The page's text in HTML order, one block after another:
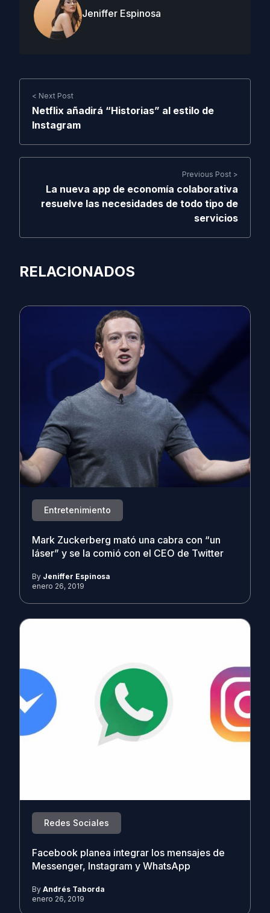
Jeniffer Espinosa
< Next Post
Netflix añadirá “Historias” al estilo de
Instagram
Previous Post >
La nueva app de economía colaborativa
resuelve las necesidades de todo tipo de
servicios
RELACIONADOS
Entretenimiento
Mark Zuckerberg mató una cabra con “un
láser” y se la comió con el CEO de Twitter
By Jeniffer Espinosa
enero 26, 2019
Redes Sociales
Facebook planea integrar los mensajes de
Messenger, Instagram y WhatsApp
By Andrés Taborda
enero 26, 2019